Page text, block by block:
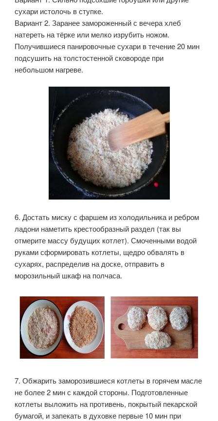
сухари истолочь в ступке.
Вариант 2. Заранее замороженный с вечера хлеб
натереть на тёрке или мелко изрубить ножом.
Получившиеся панировочные сухари в течение 20 мин
подсушить на толстостенной сковороде при
небольшом нагреве.
6. Достать миску с фаршем из холодильника и ребром
ладони наметить крестообразный раздел (так вы
отмерите массу будущих котлет). Смоченными водой
руками сформировать котлеты, щедро обвалять в
сухарях, распределив на доске, отправить в
морозильный шкаф на полчаса.
7. Обжарить заморозившиеся котлеты в горячем масле
не более 2 мин с каждой стороны. Подготовленные
котлеты выложить на противень, покрытый пекарской
бумагой, и запекать в духовке первые 10 мин при